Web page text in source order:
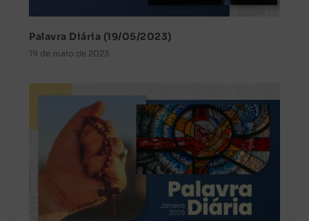
Palavra Diária (19/05/2023)
19 de maio de 2023